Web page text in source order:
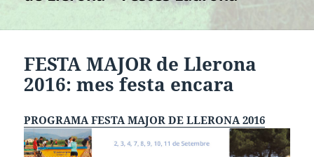
FESTA MAJOR de Llerona
2016:mes festa encara
PROGRAMA FESTA MAJOR DE LLERONA 2016